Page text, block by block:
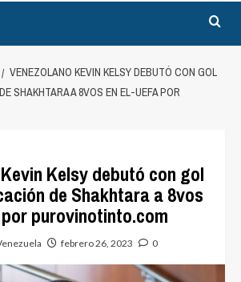
VENEZOLANO KEVIN KELSY DEBUTÓ CON GOL
SHAKHTARA A 8VOS EN EL-UEFA POR
Kelsy debutó con gol
de Shakhtara a 8vos
por purovinotinto.com
febrero 26, 2023 0